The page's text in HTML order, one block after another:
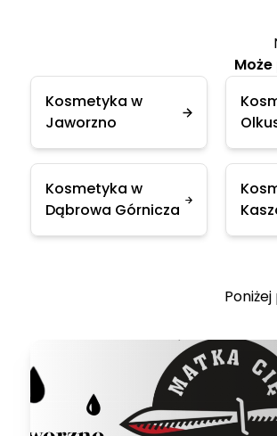
Kosmetyka w
Jaworzno
Kosmetyka w
Dąbrowa Górnicza